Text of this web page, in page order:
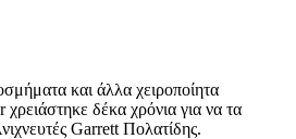
και άλλα χειροποίητα
χρειάστηκε δέκα χρόνια για να τα
Garrett Πολατίδης.